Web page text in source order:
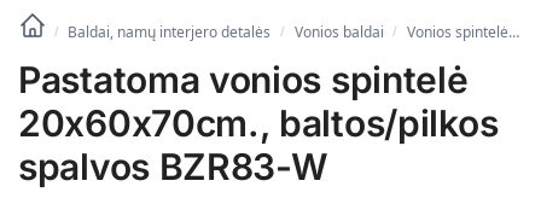
/ Baldai, namų interjero detalės / Vonios baldai / Vonios spintelės
Pastatoma vonios spintelė
20x60x70cm., baltos/pilkos
spalvos BZR83-W